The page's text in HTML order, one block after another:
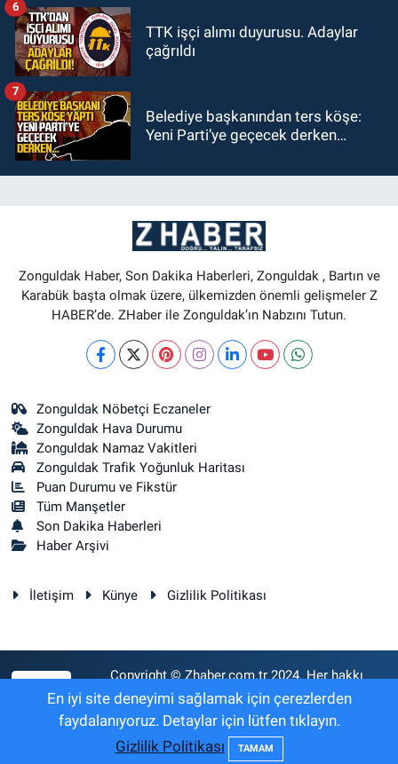
TTK işçi alımı duyurusu. Adaylar
çağrıldı
6
Belediye başkanından ters köşe:
Yeni Parti’ye geçecek derken…
7
Zonguldak Haber, Son Dakika Haberleri, Zonguldak , Bartın ve
Karabük başta olmak üzere, ülkemizden önemli gelişmeler Z
HABER’de. ZHaber ile Zonguldak’ın Nabzını Tutun.
Zonguldak Nöbetçi Eczaneler
Zonguldak Hava Durumu
Zonguldak Namaz Vakitleri
Zonguldak Trafik Yoğunluk Haritası
Puan Durumu ve Fikstür
Tüm Manşetler
Son Dakika Haberleri
Haber Arşivi
İletişim Künye Gizlilik Politikası
Copyright © Zhaber.com.tr 2024. Her hakkı
saklıdır.
Haber Yazılımı:TE Bilişim
En iyi site deneyimi sağlamak için çerezlerden
faydalanıyoruz. Detaylar için lütfen tıklayın.
Gizlilik Politikası
TAMAM